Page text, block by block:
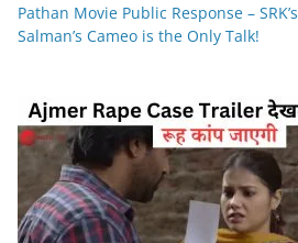
Pathan Movie Public Response –
Salman’s Cameo is the Only Talk!